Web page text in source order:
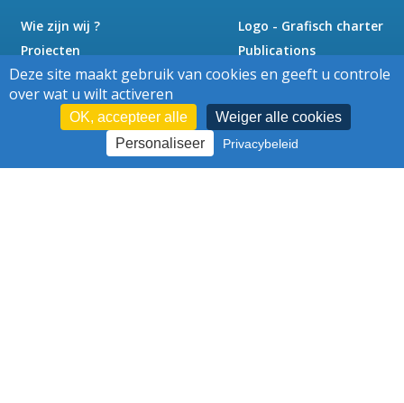
Wie zijn wij ?
Projecten
Nieuws
Jobs
Logo - Grafisch charter
Publications
Pers
Deze site maakt gebruik van cookies en geeft u controle
over wat u wilt activeren
OK, accepteer alle
Weiger alle cookies
Personaliseer
Privacybeleid